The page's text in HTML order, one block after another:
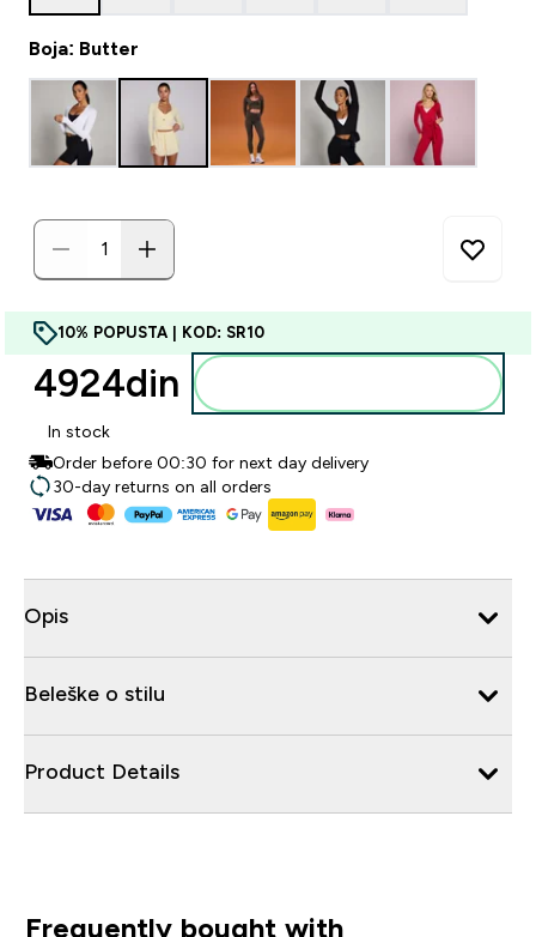
Boja: Butter
10% POPUSTA | KOD: SR10
4924din‎
In stock
Order before 00:30 for next day delivery
30-day returns on all orders
Opis
Beleške o stilu
Product Details
Frequently bought with